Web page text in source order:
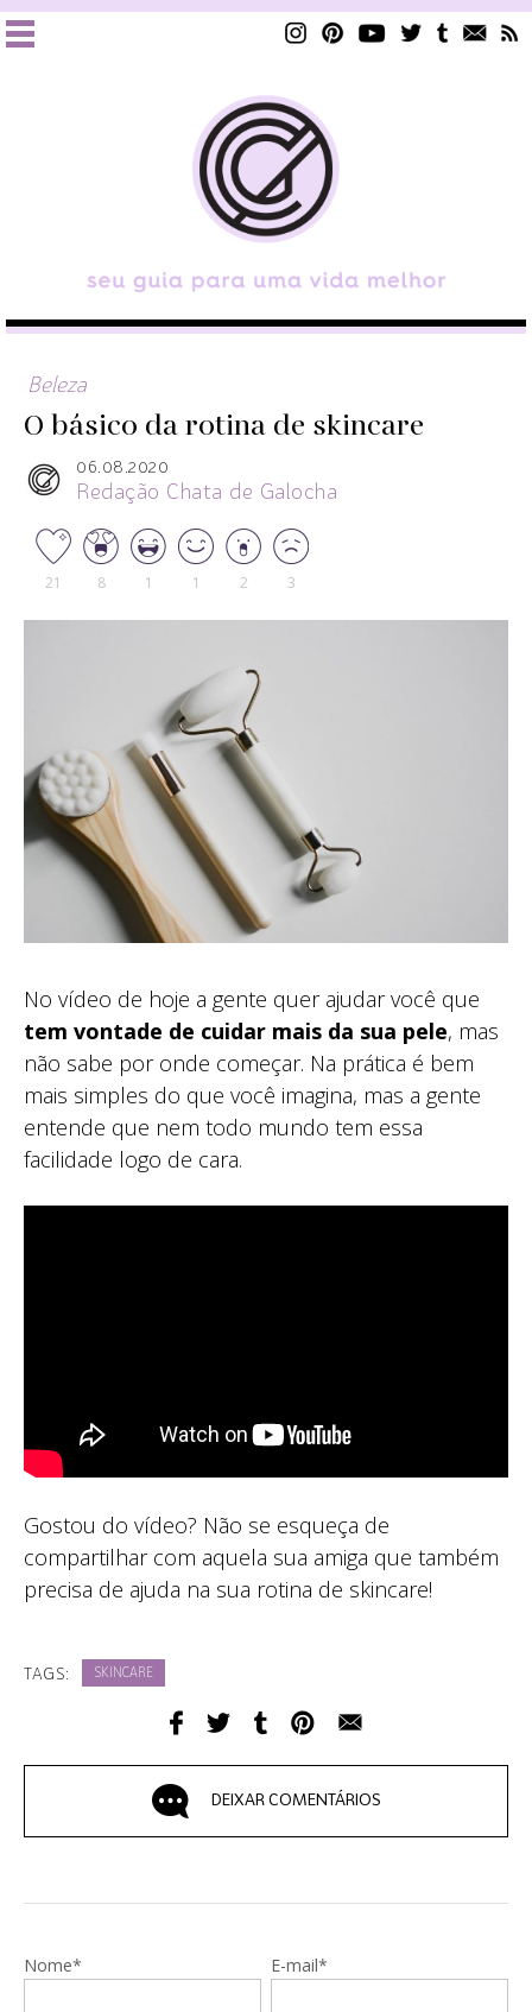
Beleza
O básico da rotina de skincare
06.08.2020
Redação Chata de Galocha
21 8 1 1 2 3
No vídeo de hoje a gente quer ajudar você que
tem vontade de cuidar mais da sua pele, mas
não sabe por onde começar. Na prática é bem
mais simples do que você imagina, mas a gente
entende que nem todo mundo tem essa
facilidade logo de cara.
Gostou do vídeo? Não se esqueça de
compartilhar com aquela sua amiga que também
precisa de ajuda na sua rotina de skincare!
TAGS: SKINCARE
DEIXAR COMENTÁRIOS
Nome* E-mail*